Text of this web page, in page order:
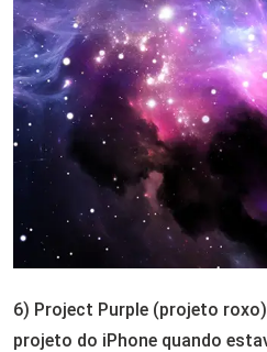
6) Project Purple (projeto
projeto do iPhone quando